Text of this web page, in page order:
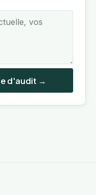
d'audit →